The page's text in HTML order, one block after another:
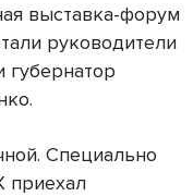
выставка-форум
руководители
губернатор
Специально
приехал